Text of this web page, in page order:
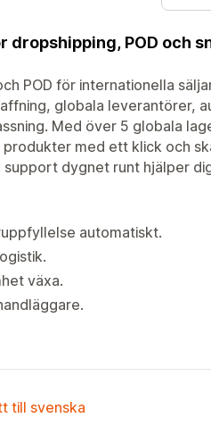
POD och
POD för internationella
globala leverantörer,
Med över 5 globala
med ett klick och
dygnet runt hjälper
automatiskt.
växa.
till svenska